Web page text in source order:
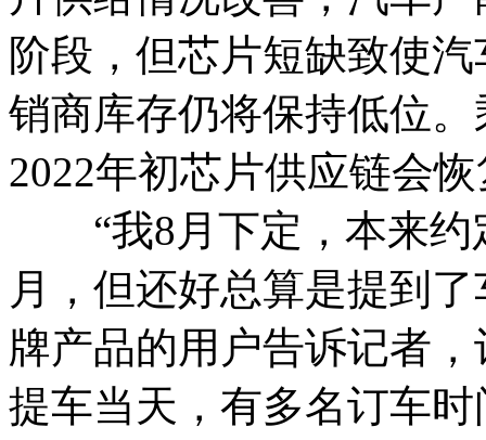
阶段，但芯片短缺致使
销商库存仍将保持低位
2022年初芯片供应链会
“我8月下定，本来约
月，但还好总算是提到
牌产品的用户告诉记者
提车当天，有多名订车